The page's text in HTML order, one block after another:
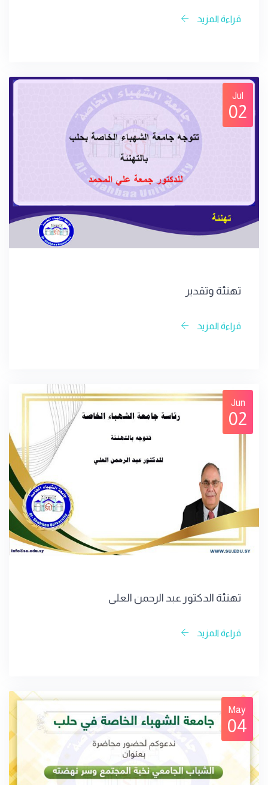
قراءة المزيد
Jul
02
تهنئة وتقدير
قراءة المزيد
Jun
02
تهنئة الدكتور عبد الرحمن العلي
قراءة المزيد
May
04